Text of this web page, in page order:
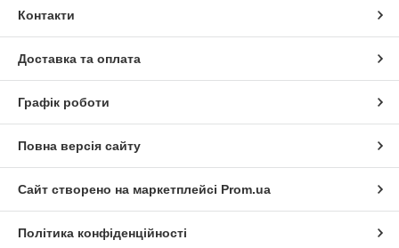
Контакти
Доставка та оплата
Графік роботи
Повна версія сайту
Сайт створено на маркетплейсі Prom.ua
Політика конфіденційності